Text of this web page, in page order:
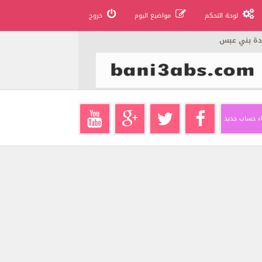
لوحة التحكم مواضيع اليوم خروج
بني عبس
حساب جديد